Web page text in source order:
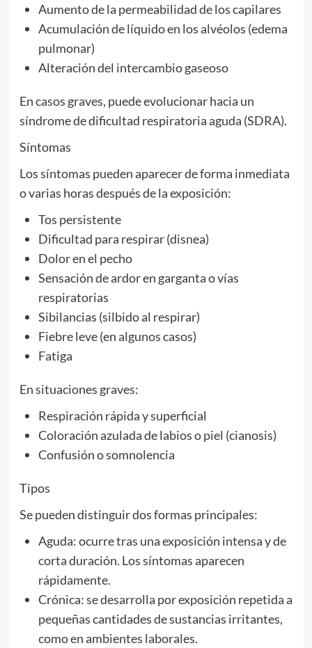
Aumento de la permeabilidad de los capilares
Acumulación de líquido en los alvéolos (edema
pulmonar)
Alteración del intercambio gaseoso
En casos graves, puede evolucionar hacia un
síndrome de dificultad respiratoria aguda (SDRA).
Síntomas
Los síntomas pueden aparecer de forma inmediata
o varias horas después de la exposición:
Tos persistente
Dificultad para respirar (disnea)
Dolor en el pecho
Sensación de ardor en garganta o vías
respiratorias
Sibilancias (silbido al respirar)
Fiebre leve (en algunos casos)
Fatiga
En situaciones graves:
Respiración rápida y superficial
Coloración azulada de labios o piel (cianosis)
Confusión o somnolencia
Tipos
Se pueden distinguir dos formas principales:
Aguda: ocurre tras una exposición intensa y de
corta duración. Los síntomas aparecen
rápidamente.
Crónica: se desarrolla por exposición repetida a
pequeñas cantidades de sustancias irritantes,
como en ambientes laborales.